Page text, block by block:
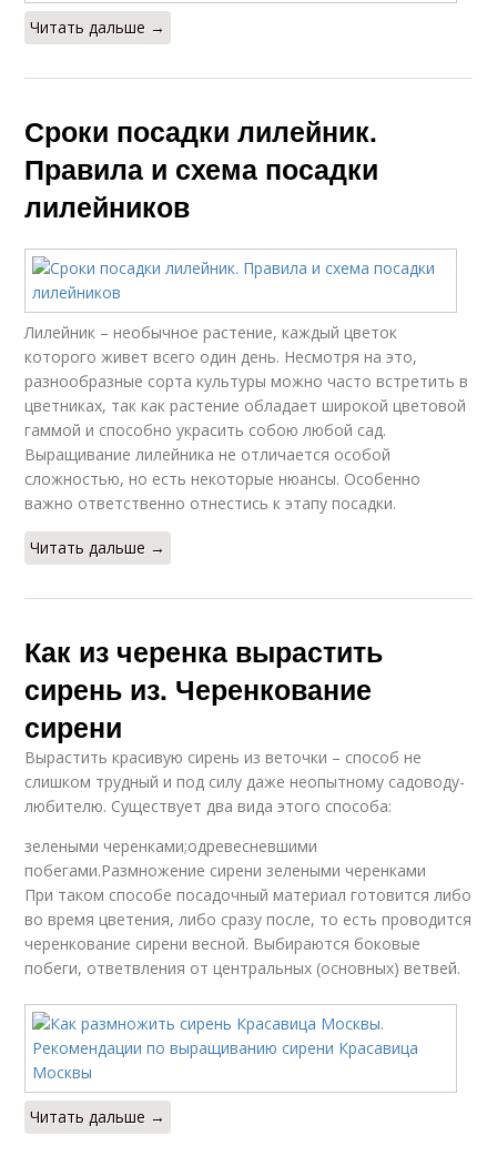
Читать дальше →
Сроки посадки лилейник.
Правила и схема посадки
лилейников
Лилейник – необычное растение, каждый цветок
которого живет всего один день. Несмотря на это,
разнообразные сорта культуры можно часто встретить в
цветниках, так как растение обладает широкой цветовой
гаммой и способно украсить собою любой сад.
Выращивание лилейника не отличается особой
сложностью, но есть некоторые нюансы. Особенно
важно ответственно отнестись к этапу посадки.
Читать дальше →
Как из черенка вырастить
сирень из. Черенкование
сирени
Вырастить красивую сирень из веточки – способ не
слишком трудный и под силу даже неопытному садоводу-
любителю. Существует два вида этого способа:
зелеными черенками;одревесневшими
побегами.Размножение сирени зелеными черенками
При таком способе посадочный материал готовится либо
во время цветения, либо сразу после, то есть проводится
черенкование сирени весной. Выбираются боковые
побеги, ответвления от центральных (основных) ветвей.
Читать дальше →